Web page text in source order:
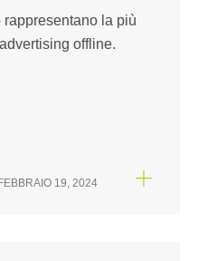
rappresentano la più
offline.
FEBBRAIO 19, 2024